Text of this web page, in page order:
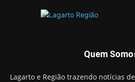
Quem
Lagarto e Região trazendo notícias